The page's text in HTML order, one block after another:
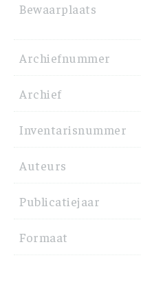
Bewaarplaats
Archiefnummer
Archief
Inventarisnummer
Auteurs
Publicatiejaar
Formaat